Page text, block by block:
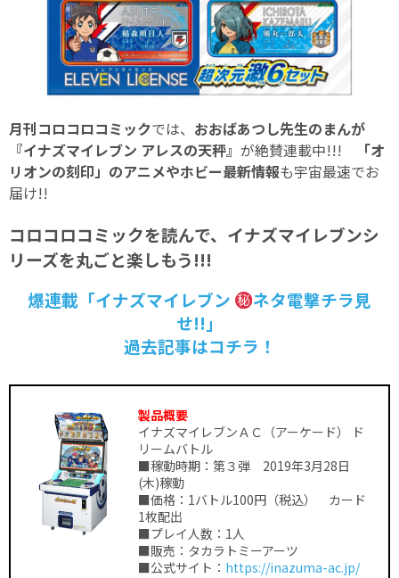
月刊コロコロコミックでは、 おおばあつし先生のまんが
『イナズマイレブン アレスの天秤』 が絶賛連載中!!!
「オ
リオンの刻印」のアニメやホビー最新情報も宇宙最速でお
届け!!
コロコロコミックを読んで、イナズマイレブンシ
リーズを丸ごと楽しもう!!!
爆連載「イナズマイレブン
ネタ電撃チラ見
せ!!」
過去記事はコチラ！
製品概要
イナズマイレブンＡＣ（アーケード） ド
リームバトル
■稼動時期：第３弾 2019年3月28日
(木)稼動
■価格：1バトル100円（税込） カード
1枚配出
■プレイ人数：1人
■販売：タカラトミーアーツ
■公式サイト： https://inazuma-ac.jp/